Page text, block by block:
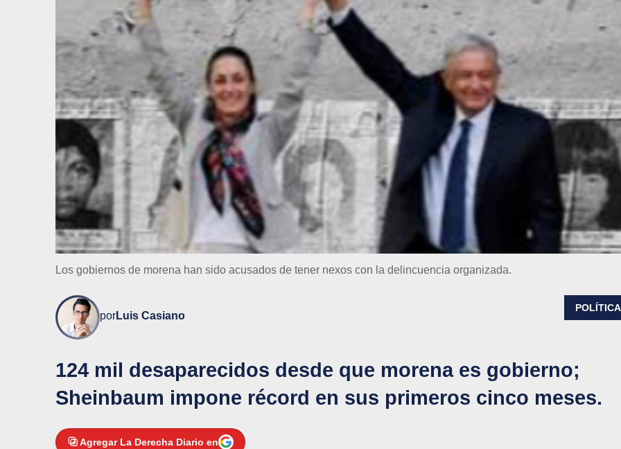
Los gobiernos de morena han sido acusados de tener nexos con la delincuencia organizada.
porLuis Casiano
POLÍTICA
124 mil desaparecidos desde que morena es gobierno;
Sheinbaum impone récord en sus primeros cinco meses.
Agregar La Derecha Diario en